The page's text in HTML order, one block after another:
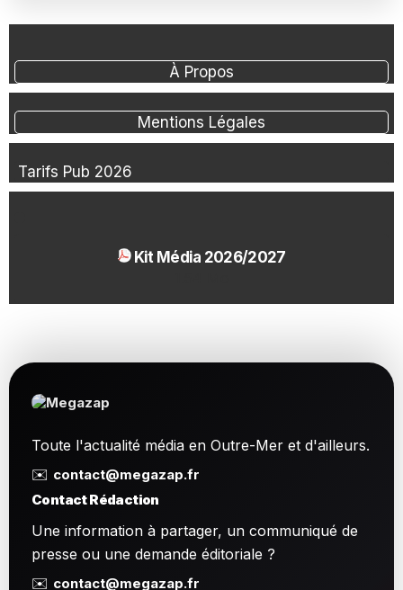
À Propos
Mentions Légales
Tarifs Pub 2026
Kit Média 2026/2027
Toute l'actualité média en Outre-Mer et d'ailleurs.
✉️ contact@megazap.fr
Contact Rédaction
Une information à partager, un communiqué de
presse ou une demande éditoriale ?
✉️ contact@megazap.fr